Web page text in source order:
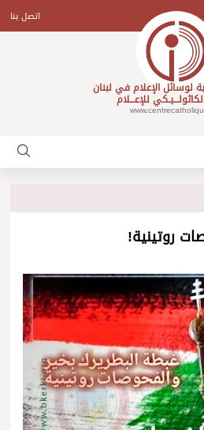
اتصل بنا
لوسائل الإعلام في لبنان
للإعـــلام
روتينية!